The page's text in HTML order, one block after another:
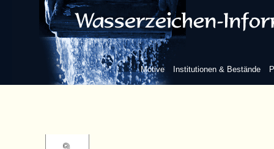
Motive Institutionen & Bestände
Kreuz
geistlicher Hut